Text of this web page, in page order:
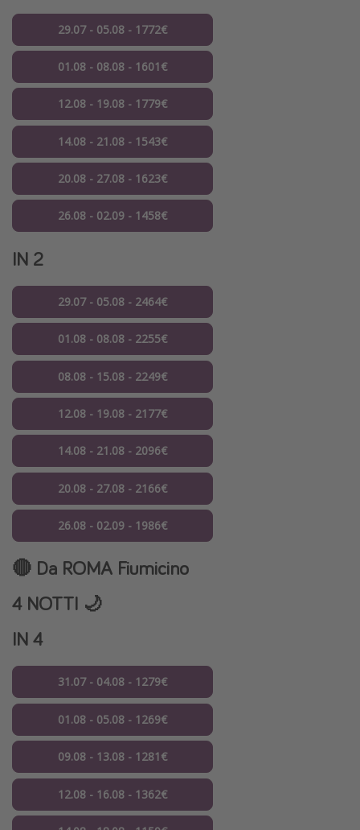
29.07 - 05.08 - 1772€
01.08 - 08.08 - 1601€
12.08 - 19.08 - 1779€
14.08 - 21.08 - 1543€
20.08 - 27.08 - 1623€
26.08 - 02.09 - 1458€
IN 2
29.07 - 05.08 - 2464€
01.08 - 08.08 - 2255€
08.08 - 15.08 - 2249€
12.08 - 19.08 - 2177€
14.08 - 21.08 - 2096€
20.08 - 27.08 - 2166€
26.08 - 02.09 - 1986€
🔴 Da ROMA Fiumicino
4 NOTTI 🌙
IN 4
31.07 - 04.08 - 1279€
01.08 - 05.08 - 1269€
09.08 - 13.08 - 1281€
12.08 - 16.08 - 1362€